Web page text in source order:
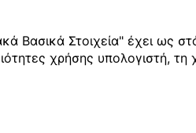
Βασικά Στοιχεία" έχει ως
χρήσης υπολογιστή,